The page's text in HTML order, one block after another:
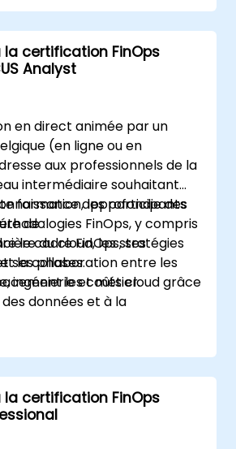
la certification FinOps
Analyst
en direct animée par un
(en ligne ou en
aux professionnels de la
intermédiaire souhaitant
approfondie des
FinOps, y compris
du cloud, les stratégies
la collaboration entre les
ingénierie et métier.
formation, les participants
de :
le cadre FinOps, ses
ses phases.
les coûts cloud grâce
données et à la
entre les
ingénierie et métier pour
cloud.
FinOps pour l'allocation
prévision et l'optimisation.
à l'examen FinOps Certified
la certification FinOps